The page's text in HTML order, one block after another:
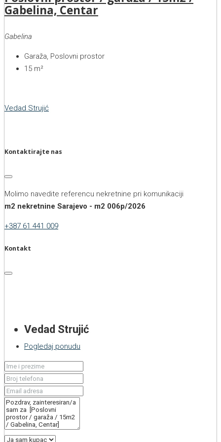
Gabelina, Centar
Gabelina
Garaža, Poslovni prostor
15 m²
Vedad Strujić
Kontaktirajte nas
Molimo navedite referencu nekretnine pri komunikaciji
m2 nekretnine Sarajevo - m2 006p/2026
+387 61 441 009
Kontakt
Vedad Strujić
Pogledaj ponudu